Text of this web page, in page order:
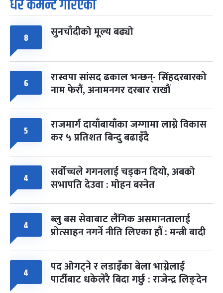
७
आइत चैत्र ७, २०८३-Mar 21, 2027
८ फागुपूर्णिमा
धेरै कमेन्ट गरिएका
८ सुनचाँदीको मूल्य बढ्यो
६ रास्वपा सांसद ढकाल भन्छन्- सिंहदरबारको
नाम फेरौं, अनामनगर दरबार राखौं
५ राजमार्ग दायाँबायाँका जग्गामा लाग्ने विकास
कर ५ प्रतिशत बिन्दु बढाइँदै
४ सर्वोच्चले गगनलाई चड्कन दियो, अबको
सभापति देउवा : मोहन बस्नेत
४ ब्लु बस सेवाबाट लैंगिक असमानतालाई
प्रोत्साहन नगर्ने नीति लिएका हौं : मन्त्री बादी
४ पद ओगट्ने र लडाइँका बेला भाग्नेलाई
पार्टीबाट धकेलेरै बिदा गर्छु : राजेन्द्र लिङ्देन